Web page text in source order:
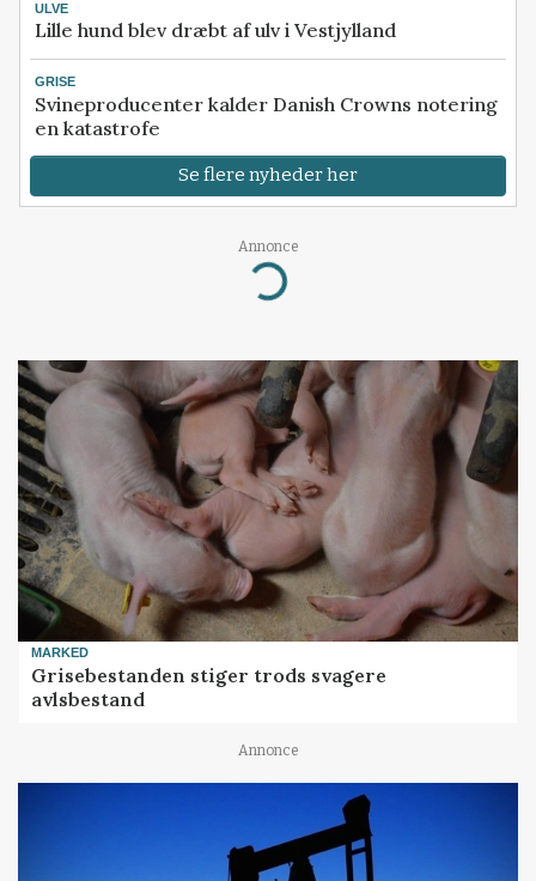
ULVE
Lille hund blev dræbt af ulv i Vestjylland
GRISE
Svineproducenter kalder Danish Crowns notering
en katastrofe
Se flere nyheder her
Annonce
Loading...
MARKED
Grisebestanden stiger trods svagere
avlsbestand
Annonce